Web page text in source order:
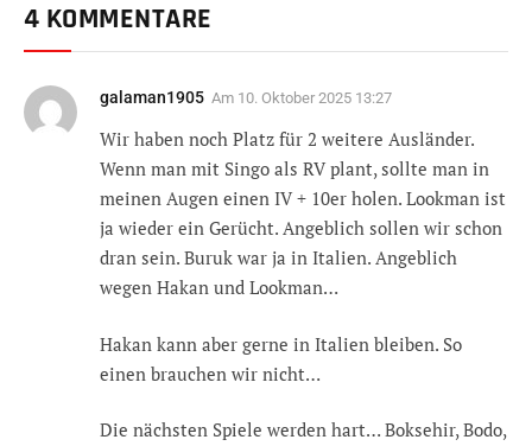
4 KOMMENTARE
galaman1905 Am 10. Oktober 2025 13:27
Wir haben noch Platz für 2 weitere Ausländer.
Wenn man mit Singo als RV plant, sollte man in
meinen Augen einen IV + 10er holen. Lookman ist
ja wieder ein Gerücht. Angeblich sollen wir schon
dran sein. Buruk war ja in Italien. Angeblich
wegen Hakan und Lookman…
Hakan kann aber gerne in Italien bleiben. So
einen brauchen wir nicht…
Die nächsten Spiele werden hart… Boksehir, Bodo,